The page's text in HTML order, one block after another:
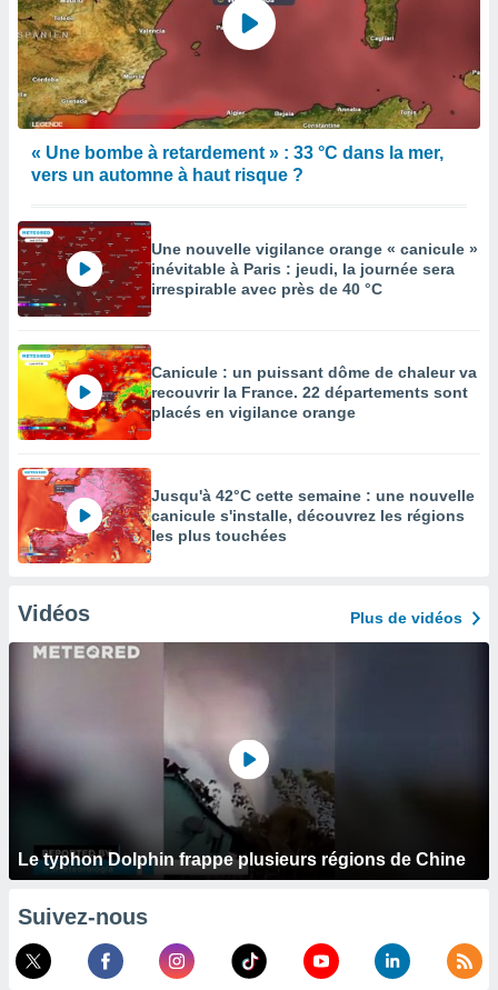
« Une bombe à retardement » : 33 °C dans la mer,
vers un automne à haut risque ?
Une nouvelle vigilance orange « canicule »
inévitable à Paris : jeudi, la journée sera
irrespirable avec près de 40 °C
Canicule : un puissant dôme de chaleur va
recouvrir la France. 22 départements sont
placés en vigilance orange
Jusqu'à 42°C cette semaine : une nouvelle
canicule s'installe, découvrez les régions
les plus touchées
Vidéos Plus de vidéos
Le typhon Dolphin frappe plusieurs régions de Chine
Suivez-nous